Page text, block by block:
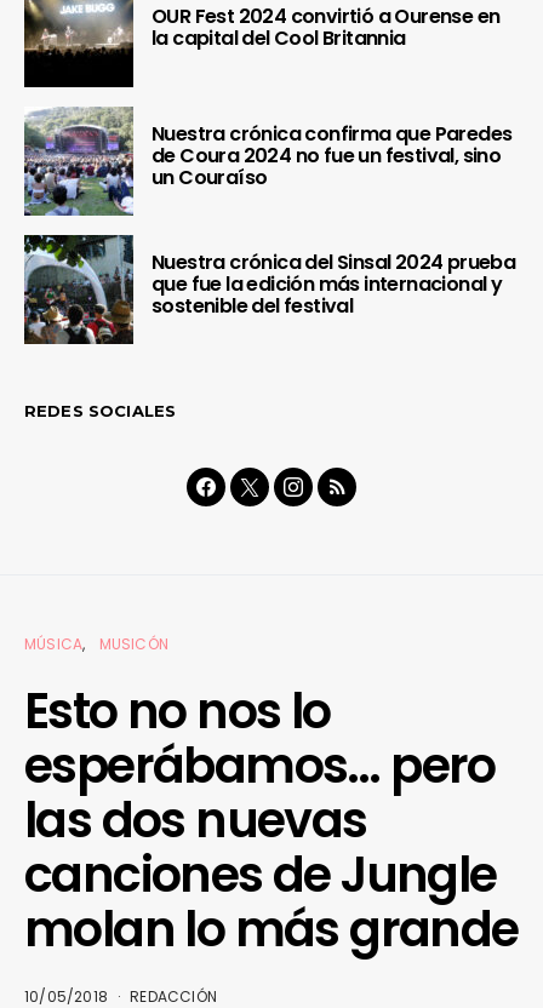
OUR Fest 2024 convirtió a Ourense en
la capital del Cool Britannia
Nuestra crónica confirma que Paredes
de Coura 2024 no fue un festival, sino
un Couraíso
Nuestra crónica del Sinsal 2024 prueba
que fue la edición más internacional y
sostenible del festival
REDES SOCIALES
MÚSICA MUSICÓN
Esto no nos lo
esperábamos… pero
las dos nuevas
canciones de Jungle
molan lo más grande
10/05/2018 REDACCIÓN